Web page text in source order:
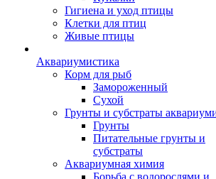
Гигиена и уход птицы
Клетки для птиц
Живые птицы
Аквариумистика
Корм для рыб
Замороженный
Сухой
Грунты и субстраты
Грунты
Питательные грунты и
субстраты
Аквариумная химия
Борьба с водорослями и